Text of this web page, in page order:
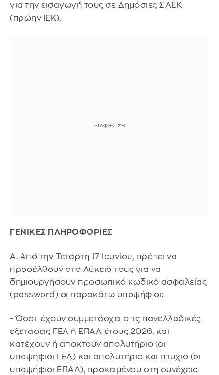
για την εισαγωγή τους σε Δημόσιες ΣΑΕΚ
(πρώην ΙΕΚ).
ΓΕΝΙΚΕΣ ΠΛΗΡΟΦΟΡΙΕΣ
Α. Από την Τετάρτη 17 Ιουνίου, πρέπει να
προσέλθουν στο Λύκειό τους για να
δημιουργήσουν προσωπικό κωδικό ασφαλείας
(password) οι παρακάτω υποψήφιοι:
- Όσοι έχουν συμμετάσχει στις πανελλαδικές
εξετάσεις ΓΕΛ ή ΕΠΑΛ έτους 2026, και
κατέχουν ή αποκτούν απολυτήριο (οι
υποψήφιοι ΓΕΛ) και απολυτήριο και πτυχίο (οι
υποψήφιοι ΕΠΑΛ), προκειμένου στη συνέχεια